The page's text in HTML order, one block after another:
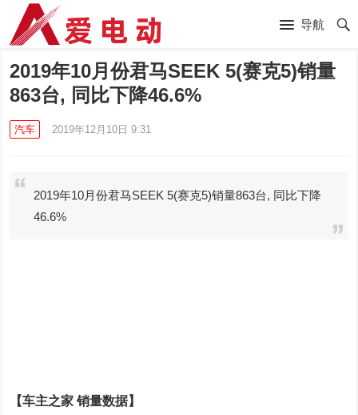
导航
2019年10月份君马SEEK 5(赛克5)销量
863台, 同比下降46.6%
汽车 2019年12月10日 9:31
2019年10月份君马SEEK 5(赛克5)销量863台, 同比下降
46.6%
【车主之家 销量数据】